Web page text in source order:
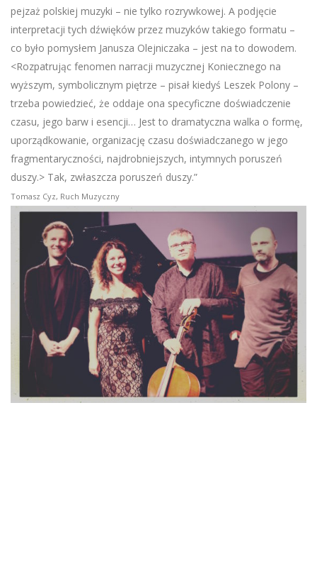
pejzaż polskiej muzyki – nie tylko rozrywkowej. A podjęcie
interpretacji tych dźwięków przez muzyków takiego formatu –
co było pomysłem Janusza Olejniczaka – jest na to dowodem.
<Rozpatrując fenomen narracji muzycznej Koniecznego na
wyższym, symbolicznym piętrze – pisał kiedyś Leszek Polony –
trzeba powiedzieć, że oddaje ona specyficzne doświadczenie
czasu, jego barw i esencji… Jest to dramatyczna walka o formę,
uporządkowanie, organizację czasu doświadczanego w jego
fragmentaryczności, najdrobniejszych, intymnych poruszeń
duszy.> Tak, zwłaszcza poruszeń duszy.”
Tomasz Cyz, Ruch Muzyczny